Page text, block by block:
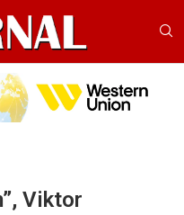
Viktor